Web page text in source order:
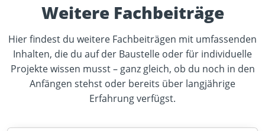
Weitere Fachbeiträge
Hier findest du weitere Fachbeiträgen mit umfassenden
Inhalten, die du auf der Baustelle oder für individuelle
Projekte wissen musst – ganz gleich, ob du noch in den
Anfängen stehst oder bereits über langjährige
Erfahrung verfügst.